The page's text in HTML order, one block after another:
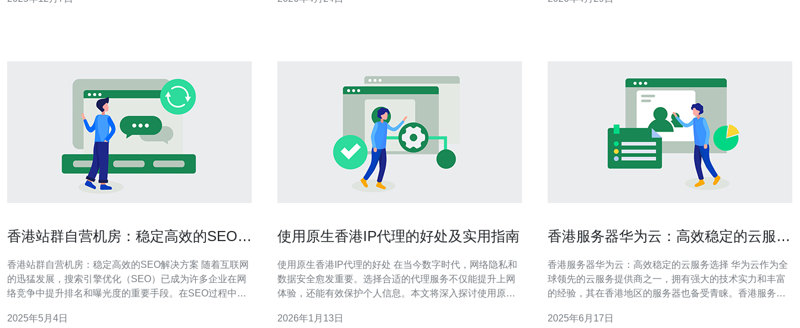
数据和真实的案例，我们将帮助玩家做出更明智的选择。
能、性价比、售后与安全为核心，给出量化对比与实际案
的DDoS防御与合同谈判将风险与意外费用最小化。实际
香港站群自营机房：稳定高效的SEO解
香港站群自营机房：稳定高效的SEO解决方案 随着互联网
的迅猛发展，搜索引擎优化（SEO）已成为许多企业在网
络竞争中提升排名和曝光度的重要手段。在SEO过程中，
群自营机房提供了一套完善的SEO解决方案，本文将介绍
2025年5月4日
使用原生香港IP代理的好处及实用指南
使用原生香港IP代理的好处 在当今数字时代，网络隐私和
数据安全愈发重要。选择合适的代理服务不仅能提升上网
体验，还能有效保护个人信息。本文将深入探讨使用原生
用这一技术。 以下是使用原生香港IP代理的三大精华： 提
2026年1月13日
香港服务器华为云：高效稳定的云服务
香港服务器华为云：高效稳定的云服务选择 华为云作为全
球领先的云服务提供商之一，拥有强大的技术实力和丰富
的经验，其在香港地区的服务器也备受青睐。香港服务器
户体验。 香港服务器华为云提供的云服务具有高度的稳定
2025年6月17日